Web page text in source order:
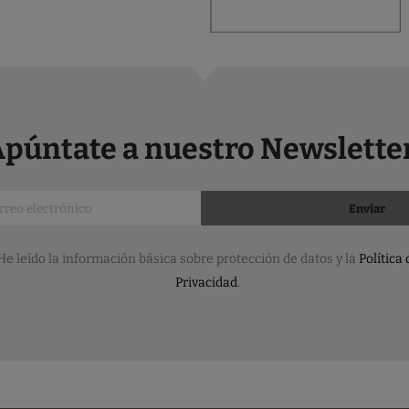
a nuestro
Enviar
leído la información básica sobre protección de datos y la Política
Privacidad.